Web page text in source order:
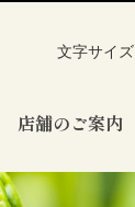
店舗のご案内
文字サイズ